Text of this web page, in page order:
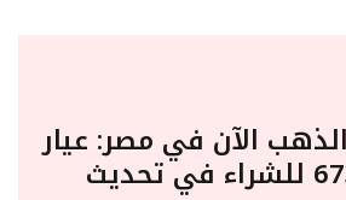
الآن في مصر: عيار
24 يسجل 6730 للشراء في تحديث